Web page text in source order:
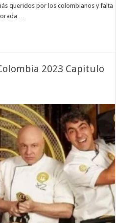
queridos por los colombianos y falta
…
2023 Capitulo